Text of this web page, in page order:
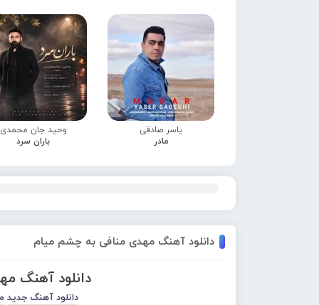
یاسر صادقی
مادر
وحید جان محمدی
باران سرد
دانلود آهنگ مهدی منافی به چشم میام
دانلود آهنگ
دانلود آهنگ جدید